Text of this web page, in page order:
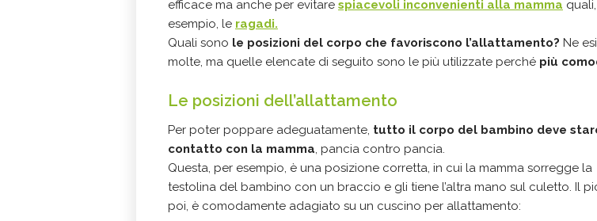
efficace ma anche per evitare spiacevoli inconvenienti alla mamma
esempio, le ragadi.
Quali sono le posizioni del corpo che favoriscono l’allattamento? Ne
molte, ma quelle elencate di seguito sono le più utilizzate perché più
Le posizioni dell’allattamento
Per poter poppare adeguatamente, tutto il corpo del bambino deve
contatto con la mamma, pancia contro pancia.
Questa, per esempio, è una posizione corretta, in cui la mamma sorregge la
testolina del bambino con un braccio e gli tiene l’altra mano sul culetto. Il
poi, è comodamente adagiato su un cuscino per allattamento: